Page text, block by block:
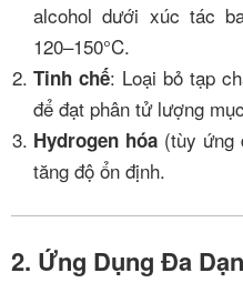
alcohol dưới xúc tác
120–150°C.
Tinh chế: Loại bỏ tạp
để đạt phân tử lượng
Hydrogen hóa (tùy ứng
tăng độ ổn định.
2. Ứng Dụng Đa